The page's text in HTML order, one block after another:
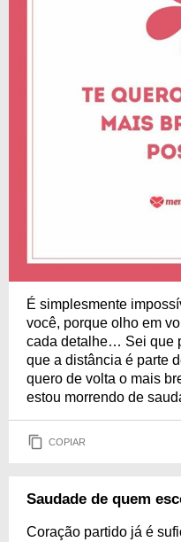
É simplesmente
você, porque olho em
cada detalhe… Sei que
que a distância é parte
quero de volta o mais
estou morrendo de
COPIAR
Saudade de quem
Coração partido já é